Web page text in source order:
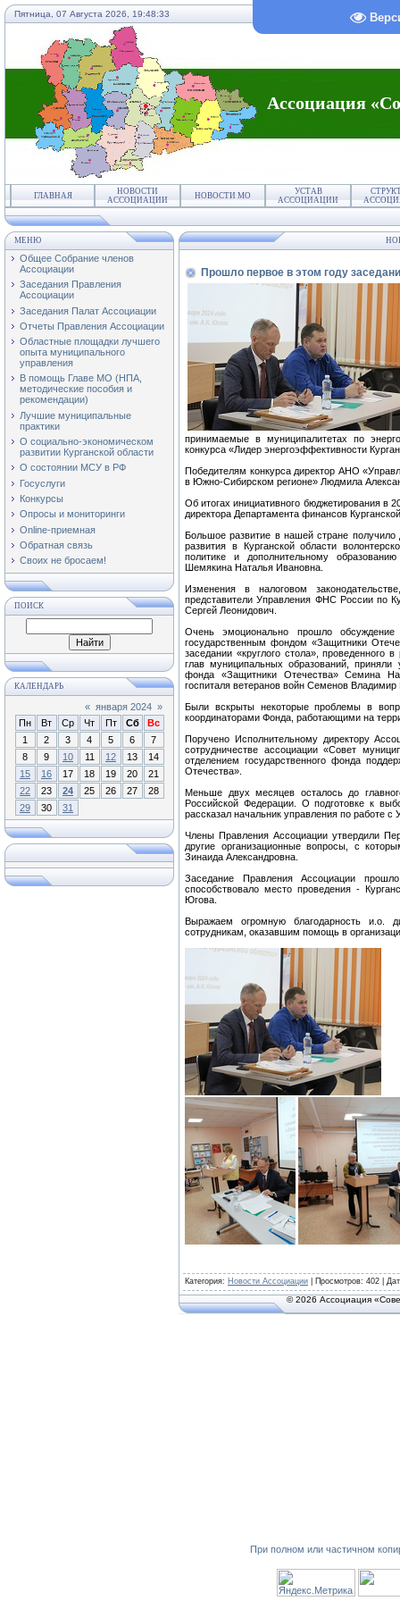
Пятница, 07 Августа 2026, 19:48:33
Ассоциация
ГЛАВНАЯ
НОВОСТИ
АССОЦИАЦИИ
НОВОСТИ МО
УСТАВ
АССОЦИАЦИИ
МЕНЮ
Общее Собрание членов
Ассоциации
Заседания Правления
Ассоциации
Заседания Палат Ассоциации
Отчеты Правления Ассоциации
Областные площадки лучшего
опыта муниципального
управления
В помощь Главе МО (НПА,
методические пособия и
рекомендации)
Лучшие муниципальные
практики
О социально-экономическом
развитии Курганской области
О состоянии МСУ в РФ
Госуслуги
Конкурсы
Опросы и мониторинги
Online-приемная
Обратная связь
Своих не бросаем!
ПОИСК
КАЛЕНДАРЬ
« января 2024 »
Пн
Вт Ср Чт Пт Сб
Вс
1
2 3 4 5 6
7
8
9 10 11 12 13
14
15
16 17 18 19 20
21
22
23 24 25 26 27
28
29
30 31
Прошло первое в этом году
принимаемые в муниципалитетах по
конкурса «Лидер энергоэффективности
Победителям конкурса директор АНО
в Южно-Сибирском регионе» Людмила
Об итогах инициативного бюджетирования в
директора Департамента финансов
Большое развитие в нашей стране
развития в Курганской области
политике и дополнительному
Шемякина Наталья Ивановна.
Изменения в налоговом
представители Управления ФНС России по
Сергей Леонидович.
Очень эмоционально прошло
государственным фондом «Защитники
заседании «круглого стола»,
глав муниципальных образований, приняли
фонда «Защитники Отечества» Семина
госпиталя ветеранов войн Семенов Владимир
Были вскрыты некоторые проблемы в
координаторами Фонда, работающими на
Поручено Исполнительному директору
сотрудничестве ассоциации «Совет
отделением государственного фонда
Отечества».
Меньше двух месяцев осталось до
Российской Федерации. О подготовке к
рассказал начальник управления по работе
Члены Правления Ассоциации утвердили
другие организационные вопросы, с
Зинаида Александровна.
Заседание Правления Ассоциации
способствовало место проведения -
Югова.
Выражаем огромную благодарность и.о.
сотрудникам, оказавшим помощь в
Категория: Новости Ассоциации Просмотров: 402 |
© 2026 Ассоциация
При полном или частичном